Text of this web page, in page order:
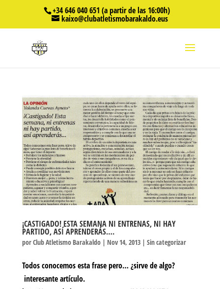
+34 646 040 651 (a partir de las 16:00h)
kaixo@clubatletismobarakaldo.eus
¡CASTIGADO! ESTA SEMANA NI ENTRENAS, NI HAY
PARTIDO, ASÍ APRENDERÁS….
porClub Atletismo Barakaldo| Nov 14, 2013| Sin categorizar
Todos conocemos esta frase pero… ¿sirve de algo?
interesante artículo.